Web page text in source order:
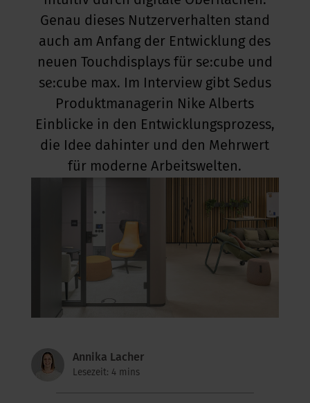
Genau dieses Nutzerverhalten stand
auch am Anfang der Entwicklung des
neuen Touchdisplays für se:cube und
se:cube max. Im Interview gibt Sedus
Produktmanagerin Nike Alberts
Einblicke in den Entwicklungsprozess,
die Idee dahinter und den Mehrwert
für moderne Arbeitswelten.
Annika Lacher
Lesezeit: 4 mins